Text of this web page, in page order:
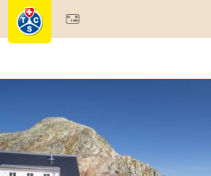
Mitgliedschaft & Leistungen